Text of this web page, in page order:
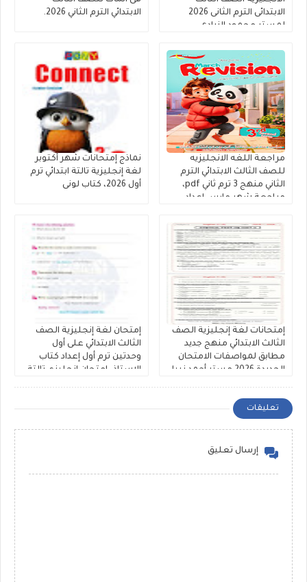
الابتدائى الترم الثانى 2026
لمستر محمود الزيادى
الابتدائي الترم الثاني 2026.
مراجعة اللغه الانجليزيه
للصف الثالث الابتدائي الترم
الثاني منهج 3 ترم ثاني pdf،
مراجعة شهر مارس إعداد
نماذج إمتحانات شهر أكتوبر
لغة إنجليزية تالتة ابتدائي ترم
أول 2026، كتاب لونى
إمتحانات لغة إنجليزية الصف
الثالث الابتدائي منهج جديد
مطابق لمواصفات الامتحان
الجديدة 2026 مستر أحمد نبيل
إمتحان لغة إنجليزية الصف
الثالث الابتدائي على أول
وحدتين ترم أول إعداد كتاب
الاستاذ، إمتحان إنجليزي تالتة
تعليقات
إرسال تعليق